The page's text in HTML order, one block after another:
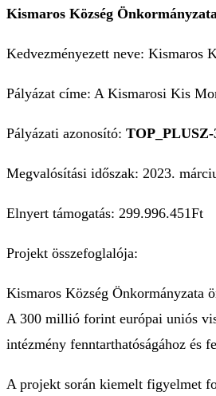
Kismaros Község
Kedvezményezett neve: Kismaros
Pályázat címe: A Kismarosi Kis
Pályázati azonosító: TOP_PLUSZ-
Megvalósítási időszak: 2023.
Elnyert támogatás: 299.996.451Ft
Projekt összefoglalója:
Kismaros Község Önkormányzata
A 300 millió forint európai uniós
intézmény fenntarthatóságához és
A projekt során kiemelt figyelmet